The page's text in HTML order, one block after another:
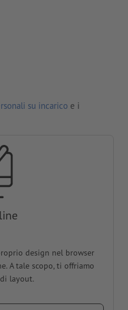
su incarico e i
design nel browser
A tale scopo, ti offriamo
layout.